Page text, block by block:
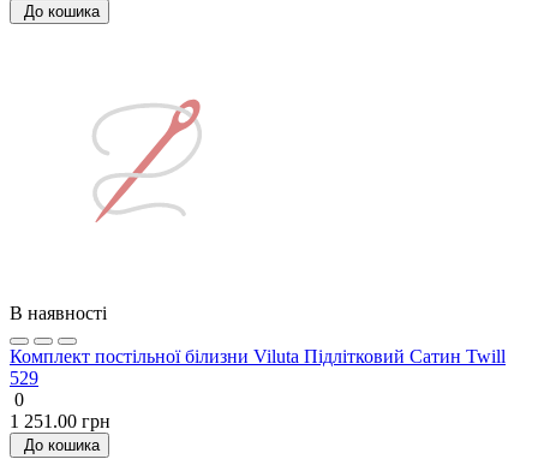
До кошика
В наявності
Комплект постільної білизни Viluta Підлітковий Сатин Twill
529
0
1 251.00 грн
До кошика